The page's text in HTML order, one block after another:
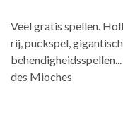
Veel gratis spellen.
rij, puckspel,
des Mioches